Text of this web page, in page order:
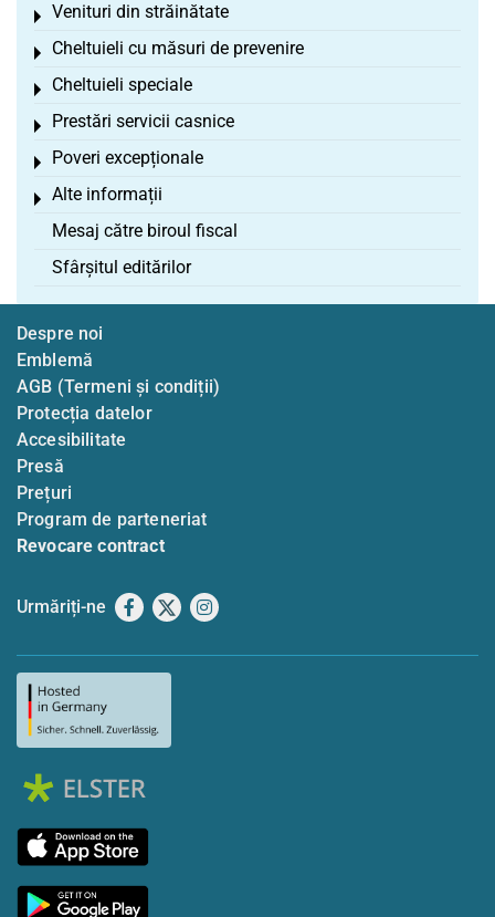
Venituri din străinătate
Toggle menu
Cheltuieli cu măsuri de prevenire
Toggle menu
Cheltuieli speciale
Toggle menu
Prestări servicii casnice
Toggle menu
Poveri excepționale
Toggle menu
Alte informații
Toggle menu
Mesaj către biroul fiscal
Sfârșitul editărilor
Despre noi
Emblemă
AGB (Termeni și condiții)
Protecția datelor
Accesibilitate
Presă
Prețuri
Program de parteneriat
Revocare contract
Urmăriți-ne Facebook
X Instagram